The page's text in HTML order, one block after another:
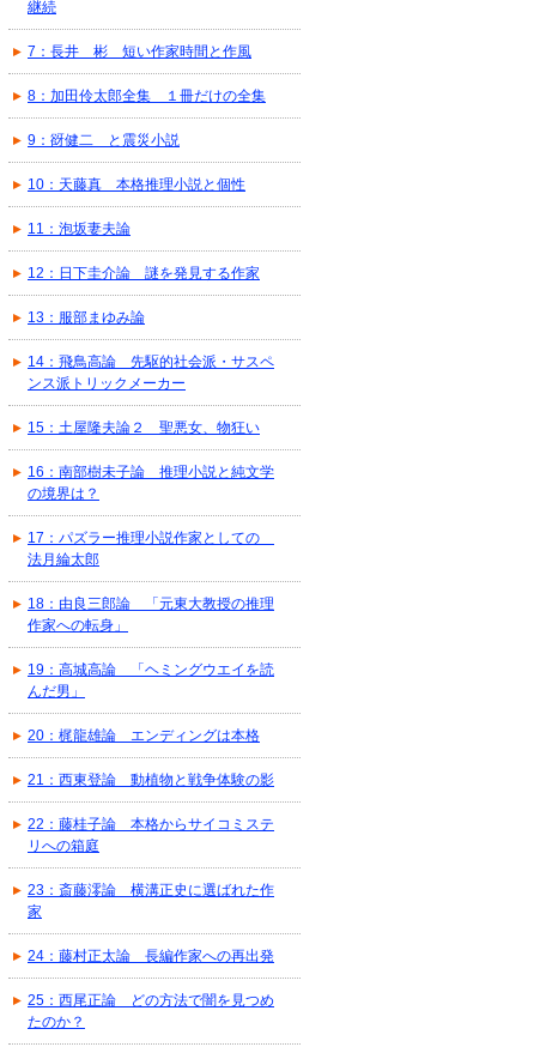
継続
7：長井 彬 短い作家時間と作風
8：加田伶太郎全集 １冊だけの全集
9：谺健二 と震災小説
10：天藤真 本格推理小説と個性
11：泡坂妻夫論
12：日下圭介論 謎を発見する作家
13：服部まゆみ論
14：飛鳥高論 先駆的社会派・サスペ
ンス派トリックメーカー
15：土屋隆夫論２ 聖悪女、物狂い
16：南部樹未子論 推理小説と純文学
の境界は？
17：パズラー推理小説作家としての
法月綸太郎
18：由良三郎論 「元東大教授の推理
作家への転身」
19：高城高論 「ヘミングウエイを読
んだ男」
20：梶龍雄論 エンディングは本格
21：西東登論 動植物と戦争体験の影
22：藤桂子論 本格からサイコミステ
リへの箱庭
23：斎藤澪論 横溝正史に選ばれた作
家
24：藤村正太論 長編作家への再出発
25：西尾正論 どの方法で闇を見つめ
たのか？